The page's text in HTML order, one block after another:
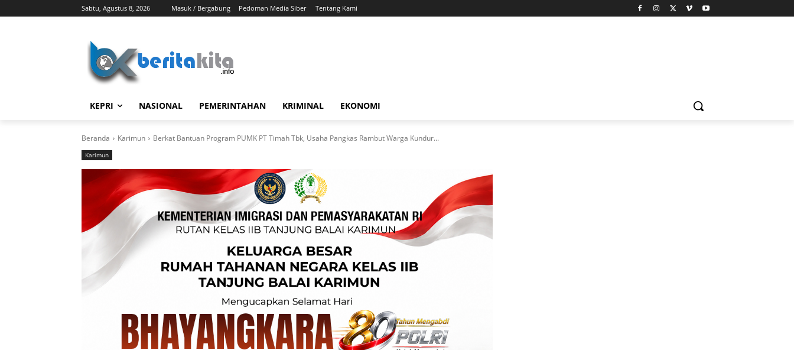
Sabtu, Agustus 8, 2026 Masuk / Bergabung Pedoman Media Siber Tentang Kami
KEPRI NASIONAL PEMERINTAHAN KRIMINAL EKONOMI
Beranda Karimun Berkat Bantuan Program PUMK PT Timah Tbk, Usaha Pangkas Rambut Warga Kundur...
Karimun